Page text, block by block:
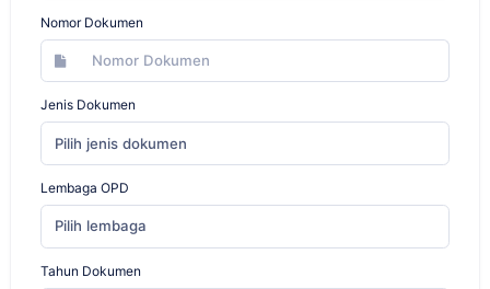
Nomor Dokumen
Jenis Dokumen
Pilih jenis dokumen
Lembaga OPD
Pilih lembaga
Tahun Dokumen